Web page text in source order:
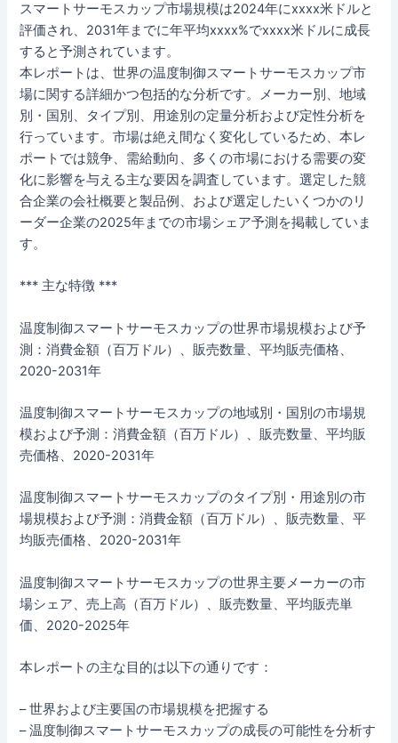
スマートサーモスカップ市場規模は2024年にxxxx米ドルと
評価され、2031年までに年平均xxxx%でxxxx米ドルに成長
すると予測されています。
本レポートは、世界の温度制御スマートサーモスカップ市
場に関する詳細かつ包括的な分析です。メーカー別、地域
別・国別、タイプ別、用途別の定量分析および定性分析を
行っています。市場は絶え間なく変化しているため、本レ
ポートでは競争、需給動向、多くの市場における需要の変
化に影響を与える主な要因を調査しています。選定した競
合企業の会社概要と製品例、および選定したいくつかのリ
ーダー企業の2025年までの市場シェア予測を掲載していま
す。
*** 主な特徴 ***
温度制御スマートサーモスカップの世界市場規模および予
測：消費金額（百万ドル）、販売数量、平均販売価格、
2020-2031年
温度制御スマートサーモスカップの地域別・国別の市場規
模および予測：消費金額（百万ドル）、販売数量、平均販
売価格、2020-2031年
温度制御スマートサーモスカップのタイプ別・用途別の市
場規模および予測：消費金額（百万ドル）、販売数量、平
均販売価格、2020-2031年
温度制御スマートサーモスカップの世界主要メーカーの市
場シェア、売上高（百万ドル）、販売数量、平均販売単
価、2020-2025年
本レポートの主な目的は以下の通りです：
– 世界および主要国の市場規模を把握する
– 温度制御スマートサーモスカップの成長の可能性を分析す